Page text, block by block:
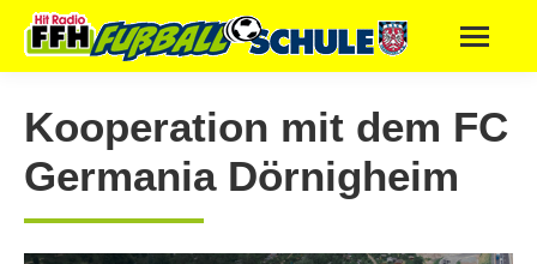
Kooperation mit dem FC
Germania Dörnigheim